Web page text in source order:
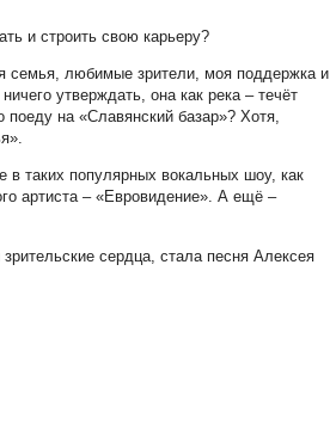
и строить свою карьеру?
семья, любимые зрители, моя поддержка и
утверждать, она как река – течёт
поеду на «Славянский базар»? Хотя,
в таких популярных вокальных шоу, как
артиста – «Евровидение». А ещё –
сердца, стала песня Алексея